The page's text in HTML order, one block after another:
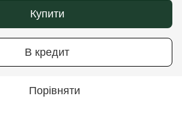
Купити
В кредит
Порівняти